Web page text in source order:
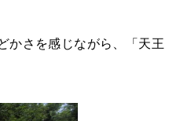
かさを感じながら、「天王